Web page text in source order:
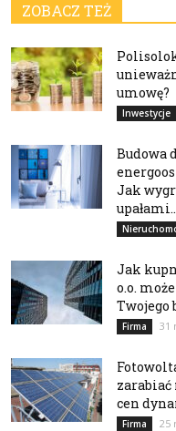
ZOBACZ TEŻ
umowę?
Inwestycje
Budowa
Jak
Jak
o.o.
Twojego
Firma 31
zarabiać
cen
Firma 25